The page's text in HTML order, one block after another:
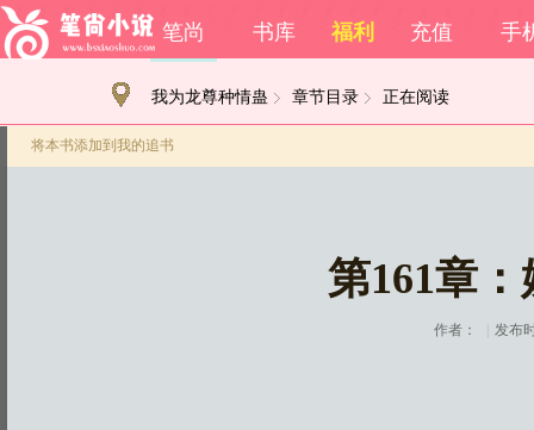
笔尚 书库 福利 充值 手
我为龙尊种情蛊 章节目录 正在阅读
将本书添加到我的追书
第161章
作者： 发布